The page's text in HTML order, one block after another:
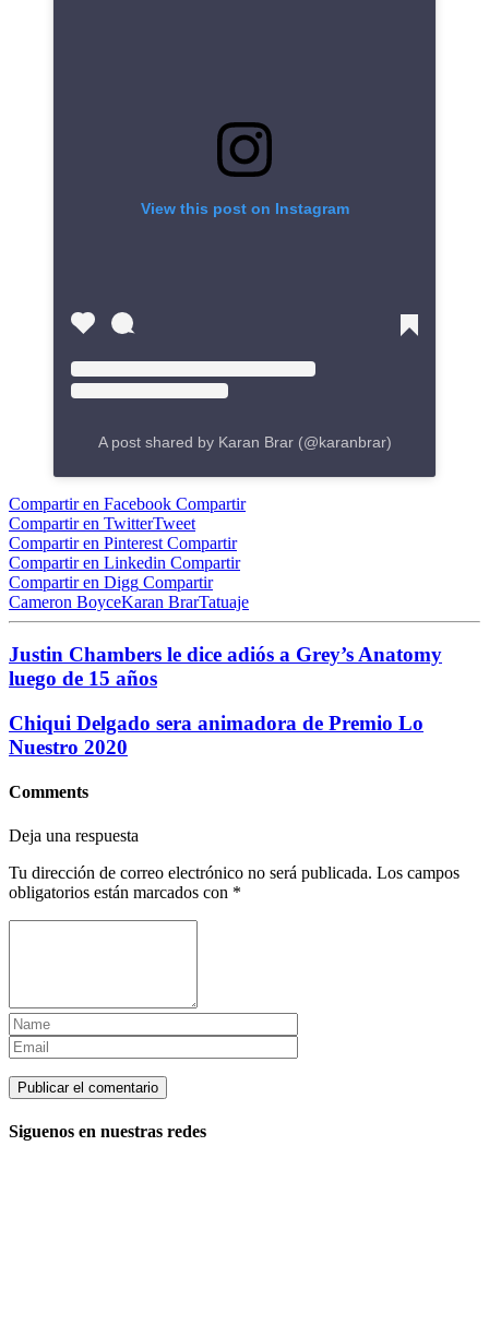
View this post on Instagram
A post shared by Karan Brar (@karanbrar)
Compartir en Facebook Compartir
Compartir en TwitterTweet
Compartir en Pinterest Compartir
Compartir en Linkedin Compartir
Compartir en Digg Compartir
Cameron BoyceKaran BrarTatuaje
Justin Chambers le dice adiós a Grey’s Anatomy
luego de 15 años
Chiqui Delgado sera animadora de Premio Lo
Nuestro 2020
Comments
Deja una respuesta
Tu dirección de correo electrónico no será publicada. Los campos
obligatorios están marcados con *
Siguenos en nuestras redes